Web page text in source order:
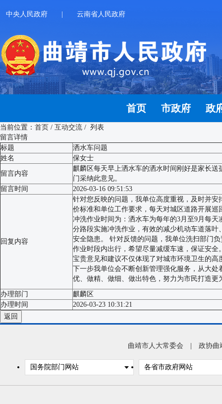
中央人民政府 | 云南省人民政府
首页 市政府 政
当前位置： 首页 / 互动交流 / 列表
留言详情
标题
洒水车问题
姓名
保女士
留言内容
麒麟区每天早上洒水车的洒水时间刚好是家长
门采纳此意见。
留言时间
2026-03-16 09:51:53
回复内容
针对您反映的问题，我单位高度重视，及时并
价标准和单位工作要求，每天对城区道路开展
冲洗作业时间为：洒水车为每年的3月至9月每
分路段实施冲洗作业，有效的减少机动车道落
安全隐患。 针对反馈的问题，我单位洗扫部门
作业时段内出行，希望尽量减缓车速，保证安
宝贵意见和建议不仅体现了对城市环境卫生的
下一步我单位会不断创新管理强化服务，从大
优、做精、做细、做出特色，努力为市民打造
办理部门
麒麟区
办理时间
2026-03-23 10:31:21
返回
曲靖市人大常委会 政协曲
国务院部门网站 各省市政府网站